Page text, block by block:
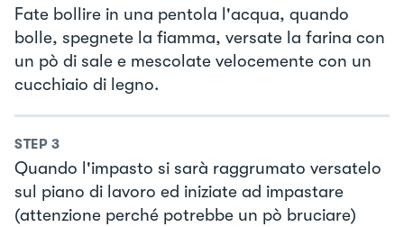
Fate bollire in una pentola l'acqua, quando
bolle, spegnete la fiamma, versate la farina con
un pò di sale e mescolate velocemente con un
cucchiaio di legno.
STEP 3
Quando l'impasto si sarà raggrumato versatelo
sul piano di lavoro ed iniziate ad impastare
(attenzione perché potrebbe un pò bruciare)